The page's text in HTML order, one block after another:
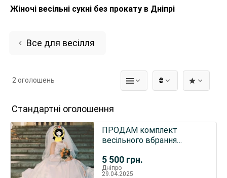
Жіночі весільні сукні без прокату в Дніпрі
Все для весілля
₴
2 оголошень
Стандартні оголошення
5 500 грн.
ПРОДАМ комплект
весільного вбрання
рукавички, туфлі)
Дніпро
29.04.2025